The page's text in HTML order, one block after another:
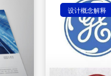
设计概念解释